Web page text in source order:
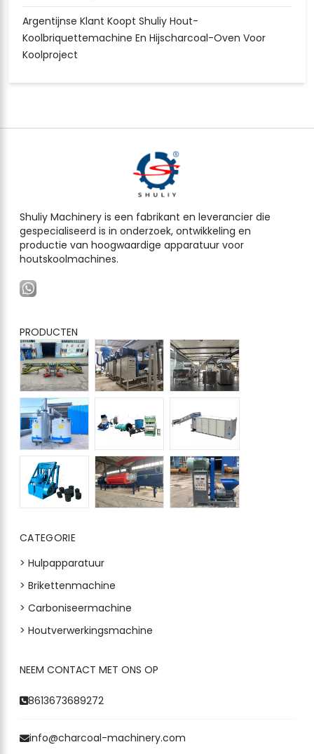
Argentijnse Klant Koopt Shuliy Hout-
Koolbriquettemachine En Hijscharcoal-Oven Voor
Koolproject
Shuliy Machinery is een fabrikant en leverancier die
gespecialiseerd is in onderzoek, ontwikkeling en
productie van hoogwaardige apparatuur voor
houtskoolmachines.
PRODUCTEN
CATEGORIE
> Hulpapparatuur
> Brikettenmachine
> Carboniseermachine
> Houtverwerkingsmachine
NEEM CONTACT MET ONS OP
8613673689272
info@charcoal-machinery.com